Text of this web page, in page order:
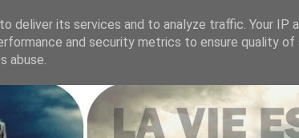
.
deliver its services and to analyze traffic. Your IP
and security metrics to ensure quality of
abuse.